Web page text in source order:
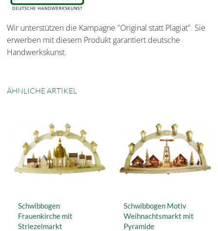
Wir unterstützen die Kampagne "Original statt Plagiat". Sie
erwerben mit diesem Produkt garantiert deutsche
Handwerkskunst.
ÄHNLICHE ARTIKEL
Schwibbogen
Frauenkirche mit
Striezelmarkt
Schwibbogen Motiv
Weihnachtsmarkt mit
Pyramide